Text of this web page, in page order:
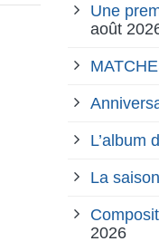
Une
août
L’album
La
2026